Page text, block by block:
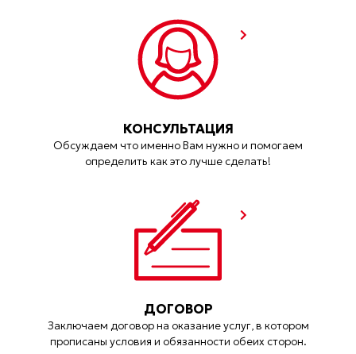
КОНСУЛЬТАЦИЯ
Обсуждаем что именно Вам нужно и помогаем
определить как это лучше сделать!
ДОГОВОР
Заключаем договор на оказание услуг, в котором
прописаны условия и обязанности обеих сторон.